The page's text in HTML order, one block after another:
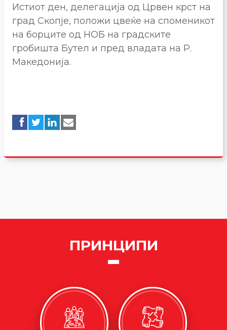
Истиот ден, делегација од Црвен крст на
град Скопје, положи цвеќе на споменикот
на борците од НОБ на градските
гробишта Бутел и пред владата на Р.
Македонија.
ПРИНЦИПИ